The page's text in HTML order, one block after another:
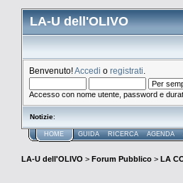
LA-U dell'OLIVO
Benvenuto!Accedi o registrati
Accesso con nome utente, password e
Notizie:
HOME GUIDA RICERCA AGENDA
LA-U dell'OLIVO > Forum Pubblico > LA